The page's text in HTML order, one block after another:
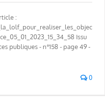
:
Issu
publiques - n°158 - page 49 -
0